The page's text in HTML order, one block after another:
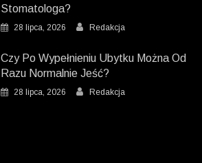
Stomatologa?
28 lipca, 2026 Redakcja
Czy Po Wypełnieniu Ubytku Można Od
Razu Normalnie Jeść?
28 lipca, 2026 Redakcja